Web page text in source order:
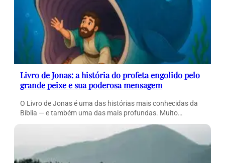
Livro de Jonas: a história do profeta engolido pelo
grande peixe e sua poderosa mensagem
O Livro de Jonas é uma das histórias mais conhecidas da
Bíblia — e também uma das mais profundas. Muito…